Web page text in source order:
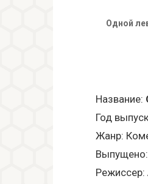
Одной
Название:
Год
Жанр:
Режиссер: